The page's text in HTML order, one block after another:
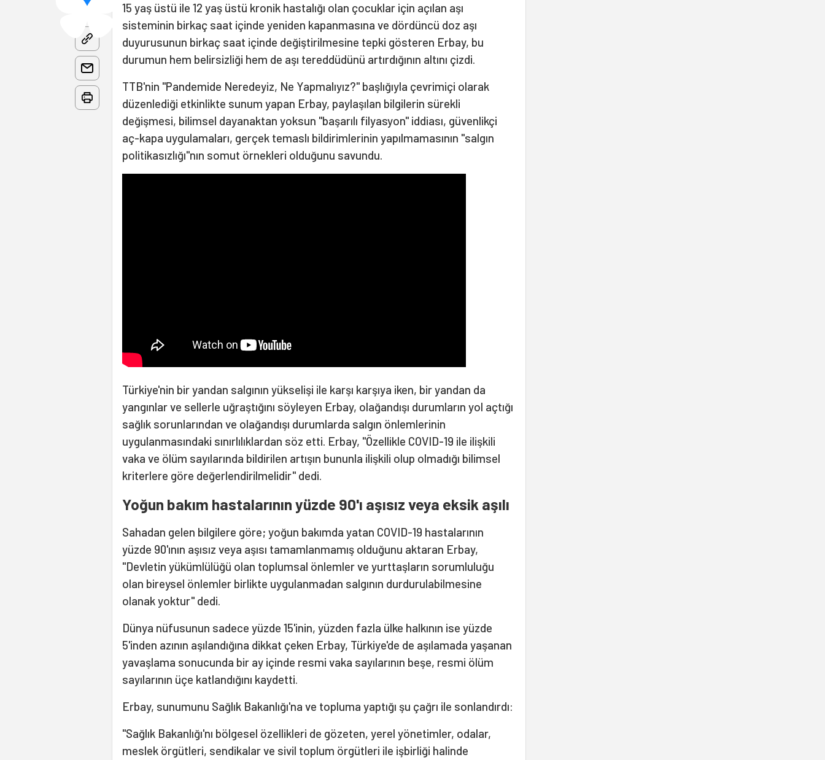
15 yaş üstü ile 12 yaş üstü kronik hastalığı olan çocuklar için açılan aşı
sisteminin birkaç saat içinde yeniden kapanmasına ve dördüncü doz aşı
duyurusunun birkaç saat içinde değiştirilmesine tepki gösteren Erbay, bu
durumun hem belirsizliği hem de aşı tereddüdünü artırdığının altını çizdi.
TTB'nin "Pandemide Neredeyiz, Ne Yapmalıyız?" başlığıyla çevrimiçi olarak
düzenlediği etkinlikte sunum yapan Erbay, paylaşılan bilgilerin sürekli
değişmesi, bilimsel dayanaktan yoksun "başarılı filyasyon" iddiası, güvenlikçi
aç-kapa uygulamaları, gerçek temaslı bildirimlerinin yapılmamasının "salgın
politikasızlığı"nın somut örnekleri olduğunu savundu.
Türkiye'nin bir yandan salgının yükselişi ile karşı karşıya iken, bir yandan da
yangınlar ve sellerle uğraştığını söyleyen Erbay, olağandışı durumların yol açtığı
sağlık sorunlarından ve olağandışı durumlarda salgın önlemlerinin
uygulanmasındaki sınırlılıklardan söz etti. Erbay, "Özellikle COVID-19 ile ilişkili
vaka ve ölüm sayılarında bildirilen artışın bununla ilişkili olup olmadığı bilimsel
kriterlere göre değerlendirilmelidir" dedi.
Yoğun bakım hastalarının yüzde 90'ı aşısız veya eksik aşılı
Sahadan gelen bilgilere göre; yoğun bakımda yatan COVID-19 hastalarının
yüzde 90'ının aşısız veya aşısı tamamlanmamış olduğunu aktaran Erbay,
"Devletin yükümlülüğü olan toplumsal önlemler ve yurttaşların sorumluluğu
olan bireysel önlemler birlikte uygulanmadan salgının durdurulabilmesine
olanak yoktur" dedi.
Dünya nüfusunun sadece yüzde 15'inin, yüzden fazla ülke halkının ise yüzde
5'inden azının aşılandığına dikkat çeken Erbay, Türkiye'de de aşılamada yaşanan
yavaşlama sonucunda bir ay içinde resmi vaka sayılarının beşe, resmi ölüm
sayılarının üçe katlandığını kaydetti.
Erbay, sunumunu Sağlık Bakanlığı'na ve topluma yaptığı şu çağrı ile sonlandırdı:
"Sağlık Bakanlığı'nı bölgesel özellikleri de gözeten, yerel yönetimler, odalar,
meslek örgütleri, sendikalar ve sivil toplum örgütleri ile işbirliği halinde